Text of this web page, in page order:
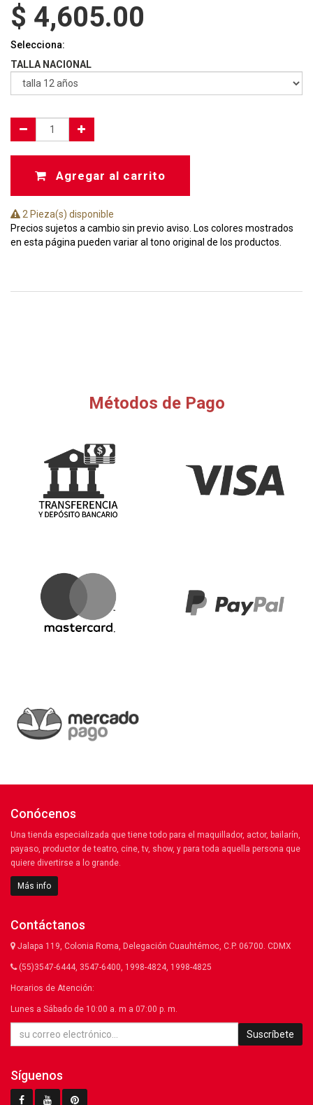
$ 4,605.00
Selecciona:
TALLA NACIONAL
Agregar al carrito
2 Pieza(s) disponible
Precios sujetos a cambio sin previo aviso. Los colores mostrados
en esta página pueden variar al tono original de los productos.
Métodos de Pago
Conócenos
Una tienda especializada que tiene todo para el maquillador, actor, bailarín,
payaso, productor de teatro, cine, tv, show, y para toda aquella persona que
quiere divertirse a lo grande.
Más info
Contáctanos
Jalapa 119, Colonia Roma, Delegación Cuauhtémoc, C.P. 06700. CDMX
(55)3547-6444, 3547-6400, 1998-4824, 1998-4825
Horarios de Atención:
Lunes a Sábado de 10:00 a. m a 07:00 p. m.
Suscríbete
Síguenos